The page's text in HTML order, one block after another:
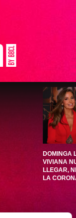
DOMINGA
VIVIANA
LLEGAR,
LA